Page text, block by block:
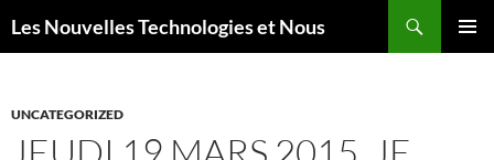
auLes Nouvelles Technologies et Nous
UNCATEGORIZED